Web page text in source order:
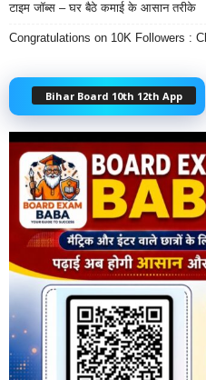
टाइम जॉब्स – घर बैठे कमाई के आसान तरीके
Congratulations on 10K Followers :
Bihar Board 10th 12th App